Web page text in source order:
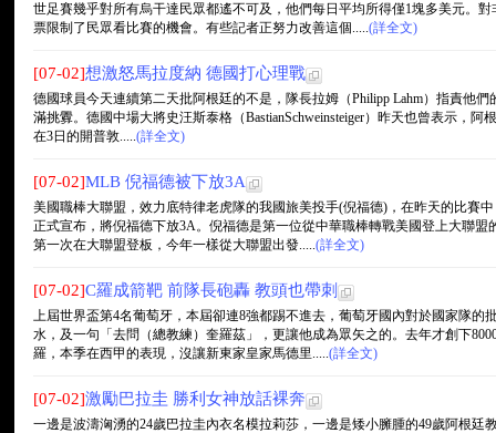
世足賽幾乎對所有烏干達民眾都遙不可及，他們每日平均所得僅1塊多美元。
票限制了民眾看比賽的機會。有些記者正努力改善這個.....(詳全文)
[07-02]想激怒馬拉度納 德國打心理戰
德國球員今天連續第二天批阿根廷的不是，隊長拉姆（Philipp Lahm）指責他
滿挑釁。德國中場大將史汪斯泰格（BastianSchweinsteiger）昨天也曾表示，
在3日的開普敦.....(詳全文)
[07-02]MLB 倪福德被下放3A
美國職棒大聯盟，效力底特律老虎隊的我國旅美投手(倪福德)，在昨天的比賽
正式宣布，將倪福德下放3A。倪福德是第一位從中華職棒轉戰美國登上大聯盟
第一次在大聯盟登板，今年一樣從大聯盟出發.....(詳全文)
[07-02]C羅成箭靶 前隊長砲轟 教頭也帶刺
上屆世界盃第4名葡萄牙，本屆卻連8強都踢不進去，葡萄牙國內對於國家隊的
水，及一句「去問（總教練）奎羅茲」，更讓他成為眾矢之的。去年才創下
羅，本季在西甲的表現，沒讓新東家皇家馬德里.....(詳全文)
[07-02]激勵巴拉圭 勝利女神放話裸奔
一邊是波濤洶湧的24歲巴拉圭內衣名模拉莉莎，一邊是矮小臃腫的49歲阿根廷